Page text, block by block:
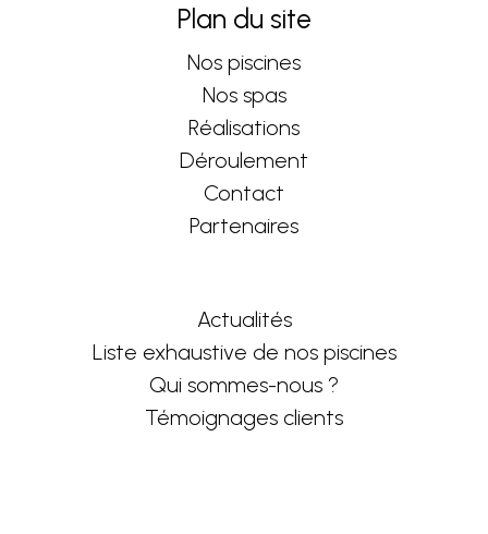
Plan du site
Nos piscines
Nos spas
Réalisations
Déroulement
Contact
Partenaires
Actualités
Liste exhaustive de nos piscines
Qui sommes-nous ?
Témoignages clients